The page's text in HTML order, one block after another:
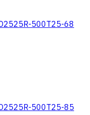
500T25-68
500T25-85